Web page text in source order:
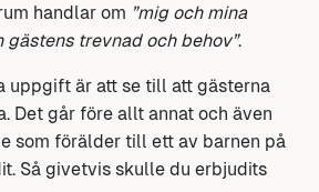
handlar om ”mig och mina
gästens trevnad och behov”.
uppgift är att se till att gästerna
Det går före allt annat och även
som förälder till ett av barnen på
Så givetvis skulle du erbjudits